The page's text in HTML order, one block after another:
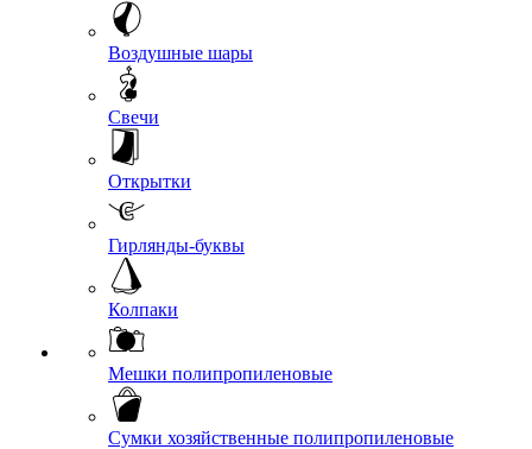
Воздушные шары
Свечи
Открытки
Гирлянды-буквы
Колпаки
Мешки полипропиленовые
Сумки хозяйственные полипропиленовые